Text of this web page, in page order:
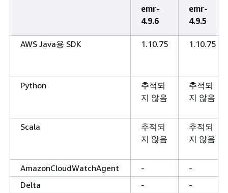
emr-
4.9.6
emr-
4.9.5
AWS Java용 SDK 1.10.75 1.10.75
Python
추적되
지 않음
추적되
지 않음
Scala
추적되
지 않음
추적되
지 않음
AmazonCloudWatchAgent -
-
Delta
-
-